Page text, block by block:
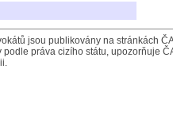
jsou publikovány na stránkách
práva cizího státu,